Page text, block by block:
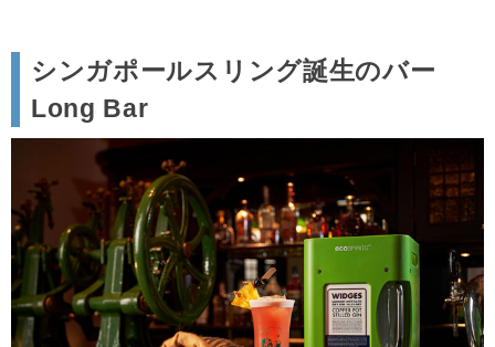
シンガポールスリング誕生のバー
Long Bar